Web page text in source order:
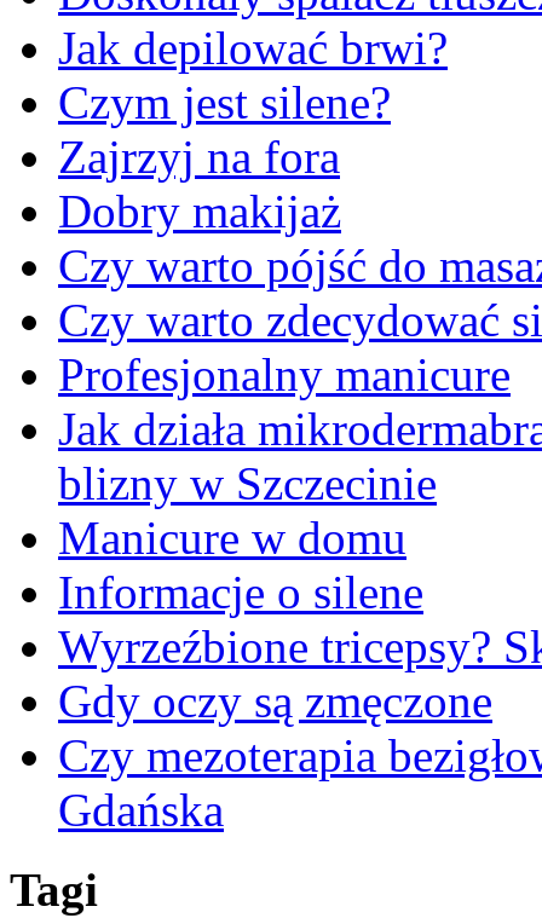
Jak depilować brwi?
Czym jest silene?
Zajrzyj na fora
Dobry makijaż
Czy warto pójść do
Czy warto zdecydować
Profesjonalny manicure
Jak działa
blizny w Szczecinie
Manicure w domu
Informacje o silene
Wyrzeźbione tricepsy?
Gdy oczy są zmęczone
Czy mezoterapia
Gdańska
Tagi